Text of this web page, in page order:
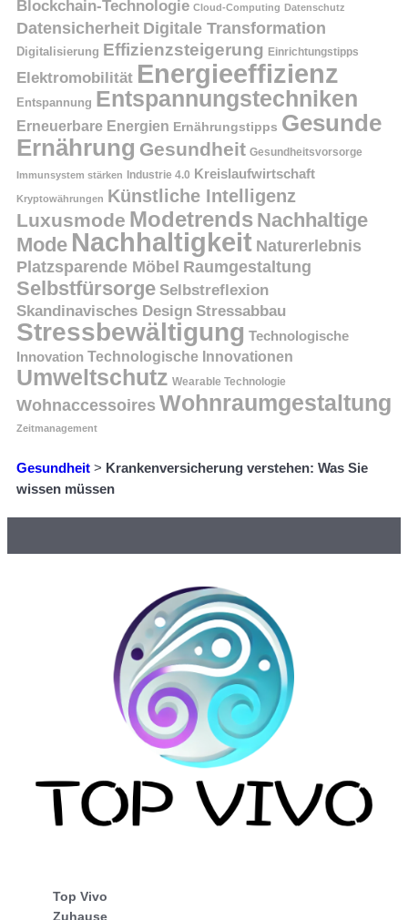
Blockchain-Technologie Cloud-Computing Datenschutz
Datensicherheit Digitale Transformation
Digitalisierung Effizienzsteigerung Einrichtungstipps
Elektromobilität Energieeffizienz
Entspannung Entspannungstechniken
Erneuerbare Energien Ernährungstipps Gesunde
Ernährung Gesundheit Gesundheitsvorsorge
Immunsystem stärken Industrie 4.0 Kreislaufwirtschaft
Kryptowährungen Künstliche Intelligenz
Luxusmode Modetrends Nachhaltige
Mode Nachhaltigkeit Naturerlebnis
Platzsparende Möbel Raumgestaltung
Selbstfürsorge Selbstreflexion
Skandinavisches Design Stressabbau
Stressbewältigung Technologische
Innovation Technologische Innovationen
Umweltschutz Wearable Technologie
Wohnaccessoires Wohnraumgestaltung
Zeitmanagement
Gesundheit > Krankenversicherung verstehen: Was Sie
wissen müssen
Top Vivo
Zuhause